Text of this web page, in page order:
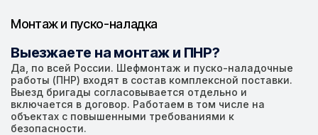
Монтаж и пуско-наладка
Выезжаете на монтаж и ПНР?
Да, по всей России. Шефмонтаж и пуско-наладочные
работы (ПНР) входят в состав комплексной поставки.
Выезд бригады согласовывается отдельно и
включается в договор. Работаем в том числе на
объектах с повышенными требованиями к
безопасности.